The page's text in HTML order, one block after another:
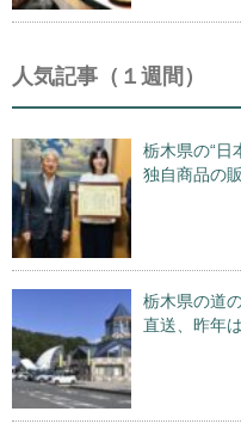
人気記事（１週間）
栃木県の“日
独自商品の
栃木県の道
直送、昨年